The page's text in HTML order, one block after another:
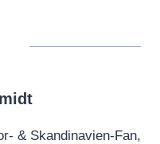
& Skandinavien-Fan,